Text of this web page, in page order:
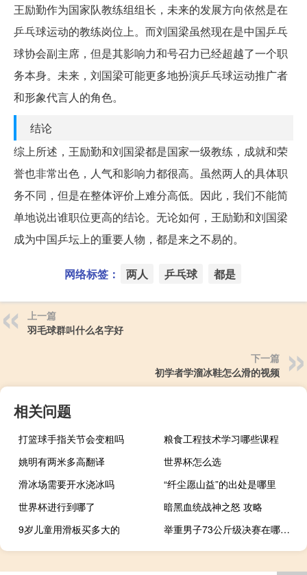
王励勤作为国家队教练组组长，未来的发展方向依然是在
乒乓球运动的教练岗位上。而刘国梁虽然现在是中国乒乓
球协会副主席，但是其影响力和号召力已经超越了一个职
务本身。未来，刘国梁可能更多地扮演乒乓球运动推广者
和形象代言人的角色。
结论
综上所述，王励勤和刘国梁都是国家一级教练，成就和荣
誉也非常出色，人气和影响力都很高。虽然两人的具体职
务不同，但是在整体评价上难分高低。因此，我们不能简
单地说出谁职位更高的结论。无论如何，王励勤和刘国梁
成为中国乒坛上的重要人物，都是来之不易的。
网络标签： 两人 乒乓球 都是
上一篇
羽毛球群叫什么名字好
下一篇
初学者学溜冰鞋怎么滑的视频
相关问题
打篮球手指关节会变粗吗
粮食工程技术学习哪些课程
姚明有两米多高翻译
世界杯怎么选
滑冰场需要开水浇冰吗
“纤尘愿山益”的出处是哪里
世界杯进行到哪了
暗黑血统战神之怒 攻略
9岁儿童用滑板买多大的
举重男子73公斤级决赛在哪个台